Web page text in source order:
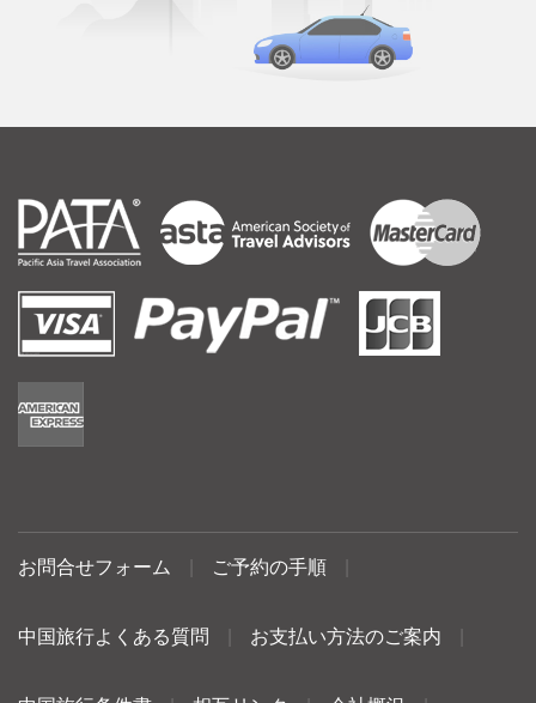
お問合せフォーム ご予約の手順
中国旅行よくある質問 お支払い方法のご案内